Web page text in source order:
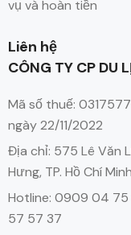
vụ và hoàn tiền
Liên hệ
CÔNG TY CP DU
Mã số thuế:
ngày 22/11/2022
Địa chỉ: 575 Lê Văn
Hưng, TP. Hồ Chí Minh
Hotline: 0909 04
57 57 37